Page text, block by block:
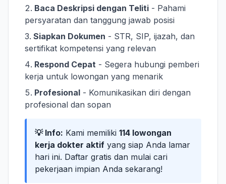
Baca Deskripsi dengan Teliti - Pahami
persyaratan dan tanggung jawab posisi
Siapkan Dokumen - STR, SIP, ijazah, dan
sertifikat kompetensi yang relevan
Respond Cepat - Segera hubungi pemberi
kerja untuk lowongan yang menarik
Profesional - Komunikasikan diri dengan
profesional dan sopan
💡 Info: Kami memiliki 114 lowongan
kerja dokter aktif yang siap Anda lamar
hari ini. Daftar gratis dan mulai cari
pekerjaan impian Anda sekarang!